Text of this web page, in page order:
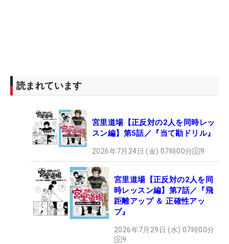
読まれています
宮里道場【正反対の2人を同時レッ
スン編】第5話／『当て勘ドリル』
2026年7月24日 (金) 07時00分 9
宮里道場【正反対の2人を同
時レッスン編】第7話／『飛
距離アップ ＆ 正確性アッ
プ』
2026年7月29日 (水) 07時00分
9